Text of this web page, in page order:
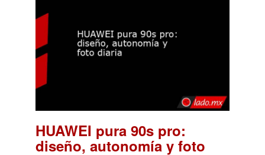
HUAWEI pura 90s pro:
diseño, autonomía y foto